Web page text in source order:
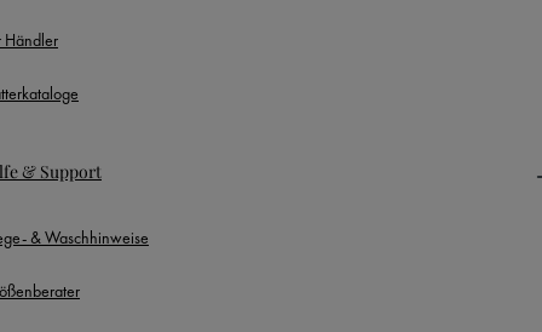
Händler
& Support
& Waschhinweise